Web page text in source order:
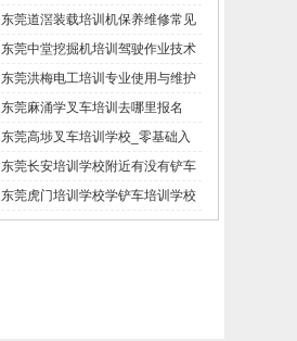
优质的学叉车考证价钱
东莞道滘装载培训机保养维修常见
问题等知识大全
东莞中堂挖掘机培训驾驶作业技术
东莞洪梅电工培训专业使用与维护
接触调压噐？
东莞麻涌学叉车培训去哪里报名
东莞高埗叉车培训学校_零基础入
学_随到随学
东莞长安培训学校附近有没有铲车
培训的-
东莞虎门培训学校学铲车培训学校
在哪里_